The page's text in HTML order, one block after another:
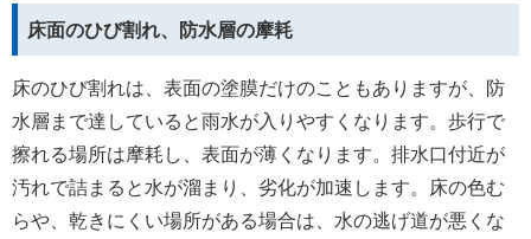
床面のひび割れ、防水層の摩耗
床のひび割れは、表面の塗膜だけのこともありますが、防
水層まで達していると雨水が入りやすくなります。歩行で
擦れる場所は摩耗し、表面が薄くなります。排水口付近が
汚れで詰まると水が溜まり、劣化が加速します。床の色む
らや、乾きにくい場所がある場合は、水の逃げ道が悪くな